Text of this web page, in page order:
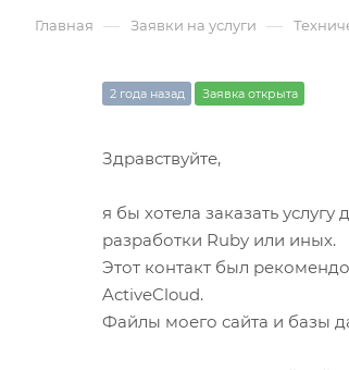
Главная — Заявки на услуги —
2 года назад Заявка открыта
Здравствуйте,
я бы хотела заказать
разработки Ruby или иных.
Этот контакт был
ActiveCloud.
Файлы моего сайта и базы